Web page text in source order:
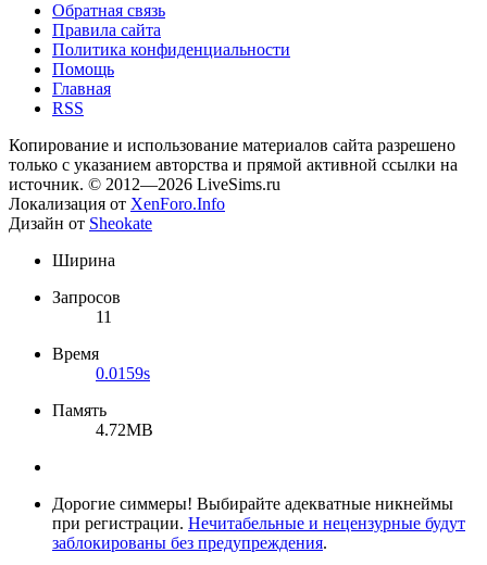
Обратная связь
Правила сайта
Политика конфиденциальности
Помощь
Главная
RSS
Копирование и использование материалов сайта разрешено
только с указанием авторства и прямой активной ссылки на
источник. © 2012—2026 LiveSims.ru
Локализация от XenForo.Info
Дизайн от Sheokate
Ширина
Запросов
11
Время
0.0159s
Память
4.72MB
Дорогие симмеры! Выбирайте адекватные никнеймы
при регистрации. Нечитабельные и нецензурные будут
заблокированы без предупреждения.